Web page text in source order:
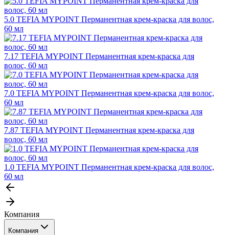
5.0 TEFIA MYPOINT Перманентная крем-краска для волос,
60 мл
7.17 TEFIA MYPOINT Перманентная крем-краска для
волос, 60 мл
7.0 TEFIA MYPOINT Перманентная крем-краска для волос,
60 мл
7.87 TEFIA MYPOINT Перманентная крем-краска для
волос, 60 мл
1.0 TEFIA MYPOINT Перманентная крем-краска для волос,
60 мл
Компания
Компания